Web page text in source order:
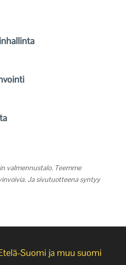
valmennustalo. Teemme
Ja sivutuotteena syntyy
Suomi ja muu suomi